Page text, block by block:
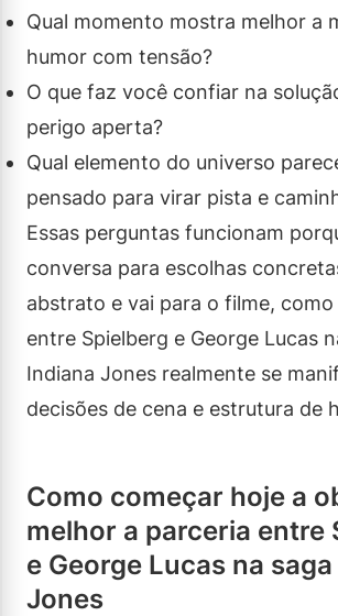
Qual momento mostra melhor a
humor com tensão?
O que faz você confiar na
perigo aperta?
Qual elemento do universo
pensado para virar pista e
Essas perguntas funcionam
conversa para escolhas
abstrato e vai para o filme, como
entre Spielberg e George Lucas
Indiana Jones realmente se
decisões de cena e estrutura de
Como começar hoje a
melhor a parceria entre
e George Lucas na
Jones